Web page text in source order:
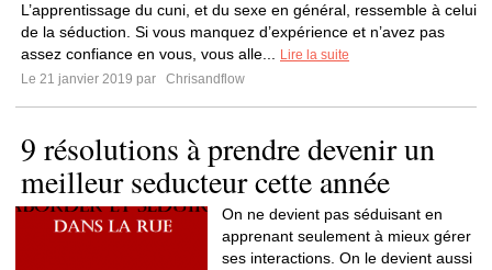
L’apprentissage du cuni, et du sexe en général, ressemble à celui
de la séduction. Si vous manquez d’expérience et n’avez pas
assez confiance en vous, vous alle...
Lire la suite
Le 21 janvier 2019 par
Chrisandflow
9 résolutions à prendre devenir un
meilleur seducteur cette année
On ne devient pas séduisant en
apprenant seulement à mieux gérer
ses interactions. On le devient aussi